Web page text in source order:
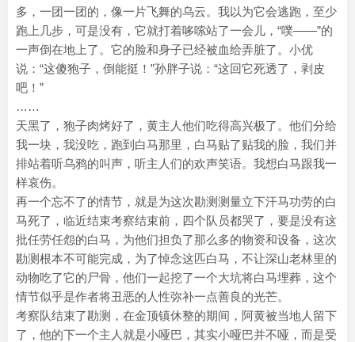
多，一团一团的，像一片飞舞的乌云。我以为它会逃跑，至少
跑上几步，可是没有，它就打着哆嗦站了一会儿，“噗——”的
一声倒在地上了。它的脸和身子已经被血给弄脏了。小优
说：“这傻狍子，倒能挺！”孙胖子说：“这回它死透了，剥皮
吧！”
……
天黑了，狍子肉烤好了，黄主人他们吃得高兴极了。他们分给
我一块，我没吃，跑到白马那里，白马贴了贴我的脸，我们并
排站着听乌鸦的叫声，听主人们的欢声笑语。我想白马跟我一
样哀伤。
再一个忘不了的情节，就是为这次勘测测量立下汗马功劳的白
马死了，临近结束考察结束前，四个队员都哭了，要是没有这
批任劳任怨的白马，为他们担负了那么多的物资和设备，这次
勘测根本不可能完成，为了悼念这匹白马，不让深山老林里的
动物吃了它的尸骨，他们一起挖了一个大坑将白马埋葬，这个
情节似乎是作者将丑恶的人性弥补一点善良的光芒。
考察队结束了勘测，在金顶镇休整的期间，阿黄被当地人留下
了，他的下一个主人就是小哑巴，其实小哑巴并不哑，而是受